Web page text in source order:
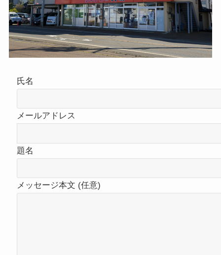
氏名
メールアドレス
題名
メッセージ本文 (任意)